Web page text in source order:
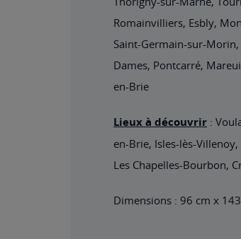
Romainvilliers, Esbly,
Saint-Germain-sur-
Dames, Pontcarré,
en-Brie
Lieux à découvrir :
en-Brie, Isles-lès-
Les Chapelles-Bourbon,
Dimensions : 96 cm x